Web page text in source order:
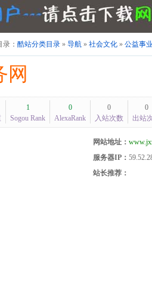
： 酷站分类目录 » 导航 » 社会文化 » 公益事
网
1
Sogou Rank
0
AlexaRank
0
入站次数
0
出站
网站地址：
服务器IP：
站长推荐：